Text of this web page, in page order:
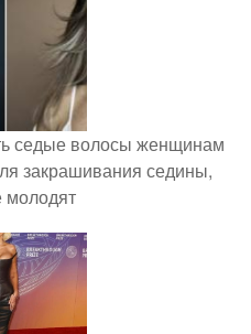
седые волосы женщинам
закрашивания седины,
молодят